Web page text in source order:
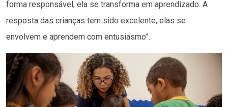
forma responsável, ela se transforma em aprendizado. A
resposta das crianças tem sido excelente, elas se
envolvem e aprendem com entusiasmo”.